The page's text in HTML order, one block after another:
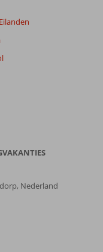
Nederland